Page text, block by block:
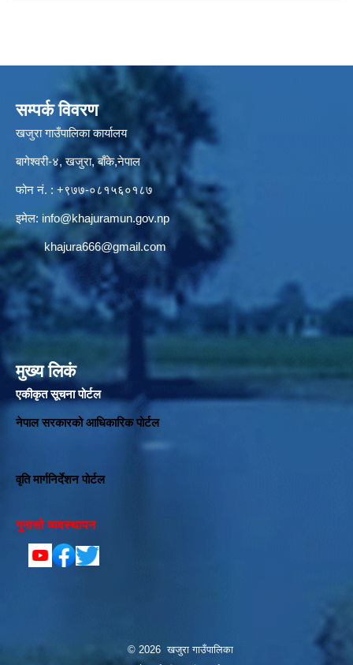
सम्पर्क विवरण
खजुरा गाउँपालिका कार्यालय
बागेश्वरी-४, खजुरा, बाँके,नेपाल
फोन नं. : +९७७-०८१५६०१८७
इमेल: info@khajuramun.gov.np
khajura666@gmail.com
मुख्य लिकं
एकीकृत सूचना पोर्टल
नेपाल सरकारको आधिकारिक पोर्टल
वृति मार्गनिर्देशन पोर्टल
गुनासो व्यवस्थापन
© 2026 खजुरा गाउँपालिका